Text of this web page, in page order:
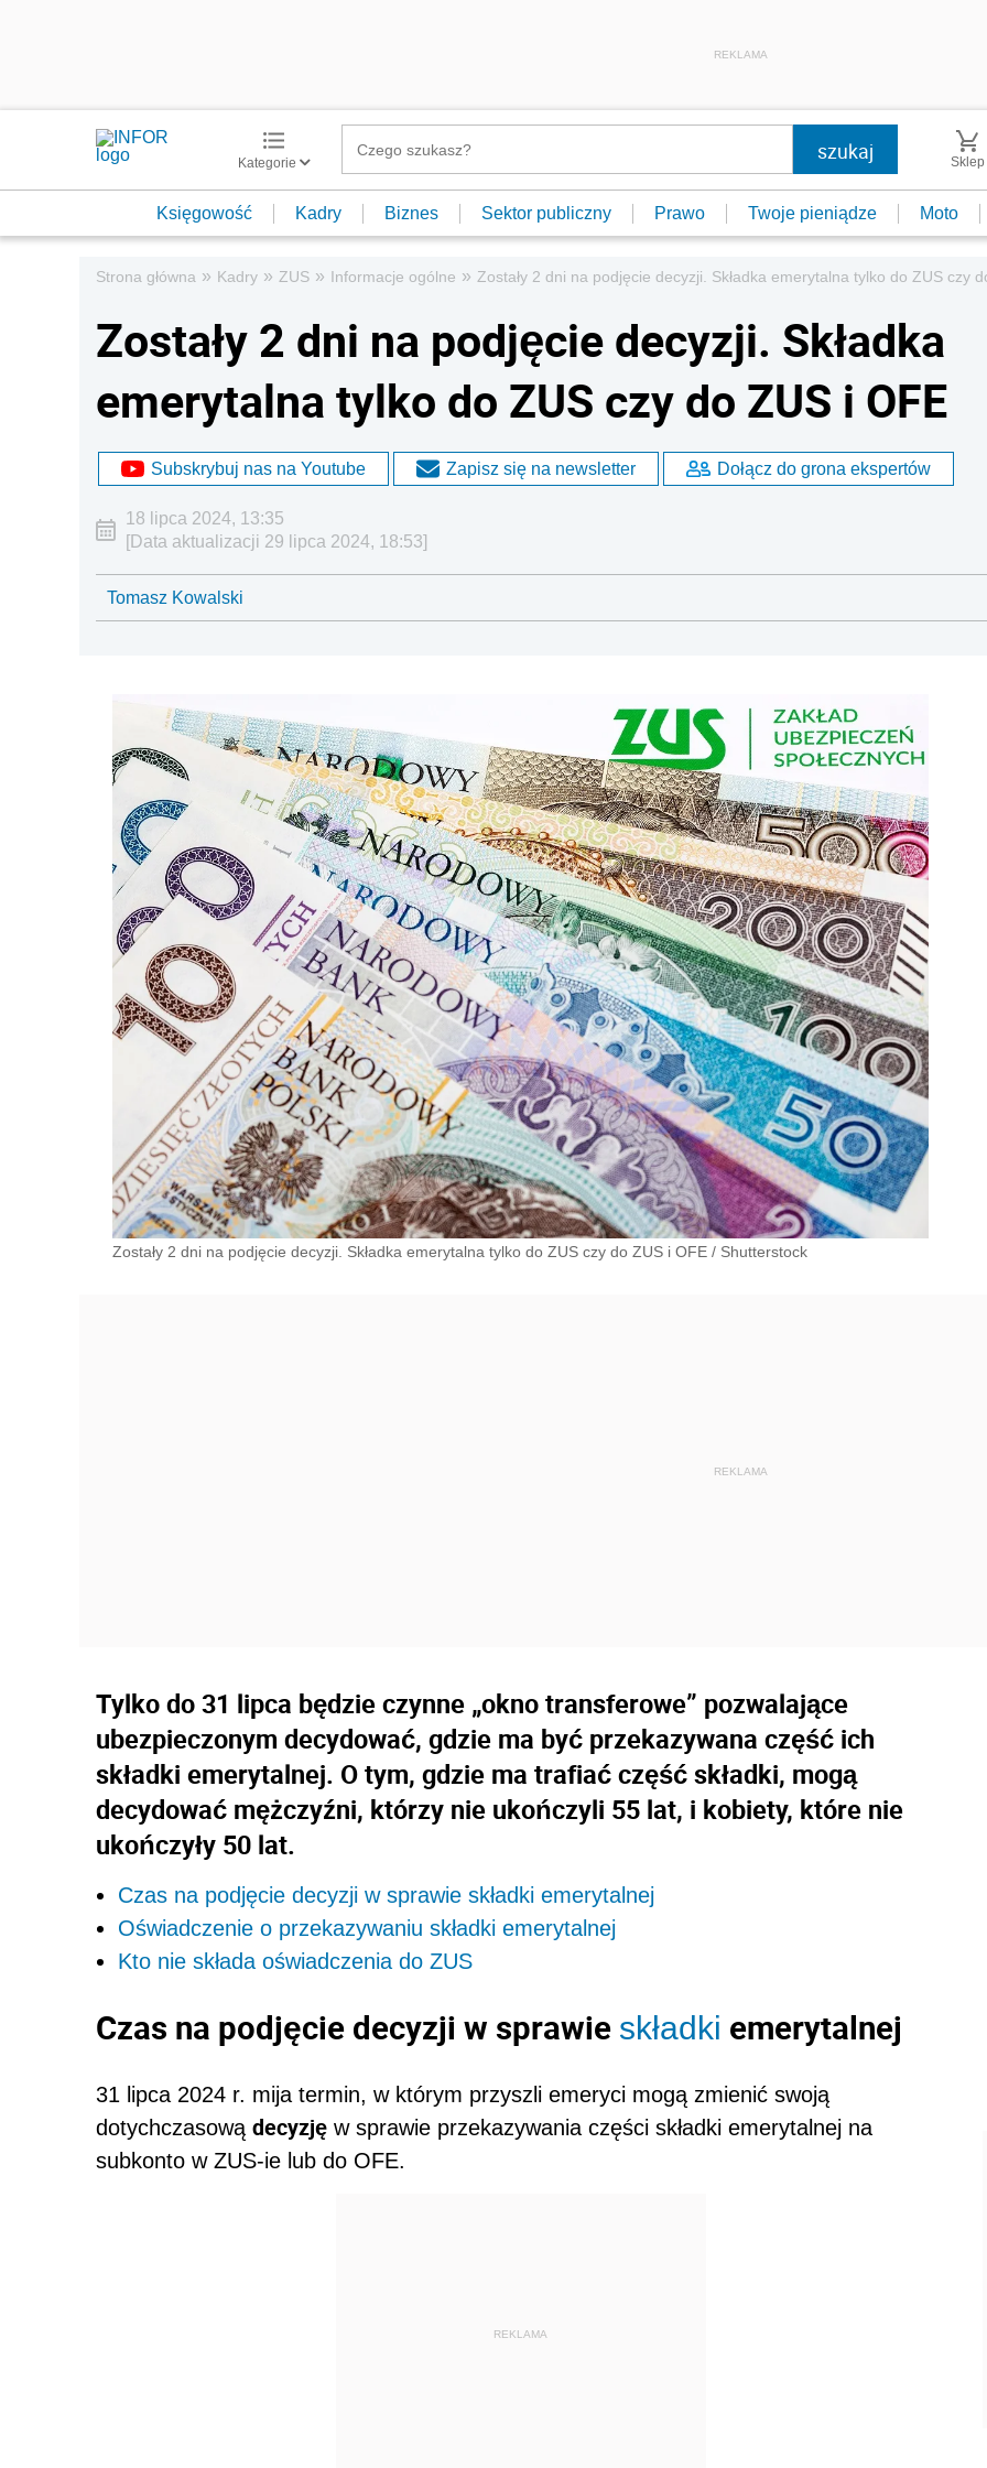
REKLAMA
Kategorie Sklep
Księgowość Kadry Biznes Sektor publiczny Prawo Twoje pieniądze Moto
Strona główna » Kadry » ZUS » Informacje ogólne » Zostały 2 dni na podjęcie decyzji. Składka emerytalna tylko do ZUS czy
Zostały 2 dni na podjęcie decyzji. Składka
emerytalna tylko do ZUS czy do ZUS i OFE
Subskrybuj nas na Youtube Zapisz się na newsletter Dołącz do grona ekspertów
18 lipca 2024, 13:35
[Data aktualizacji 29 lipca 2024, 18:53]
Tomasz Kowalski
Zostały 2 dni na podjęcie decyzji. Składka emerytalna tylko do ZUS czy do ZUS i OFE / Shutterstock
Tylko do 31 lipca będzie czynne „okno transferowe” pozwalające
ubezpieczonym decydować, gdzie ma być przekazywana część ich
składki emerytalnej. O tym, gdzie ma trafiać część składki, mogą
decydować mężczyźni, którzy nie ukończyli 55 lat, i kobiety, które nie
ukończyły 50 lat.
Czas na podjęcie decyzji w sprawie składki emerytalnej
Oświadczenie o przekazywaniu składki emerytalnej
Kto nie składa oświadczenia do ZUS
Czas na podjęcie decyzji w sprawie składki emerytalnej
31 lipca 2024 r. mija termin, w którym przyszli emeryci mogą zmienić swoją
dotychczasową decyzję w sprawie przekazywania części składki emerytalnej na
subkonto w ZUS-ie lub do OFE.
REKLAMA